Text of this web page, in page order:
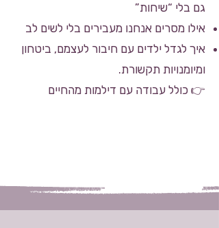
גם בלי “שיחות”
אילו מסרים אנחנו מעבירים בלי לשים לב
איך לגדל ילדים עם חיבור לעצמם, ביטחון
ומיומנויות תקשורת.
👉 כולל עבודה עם דילמות מהחיים